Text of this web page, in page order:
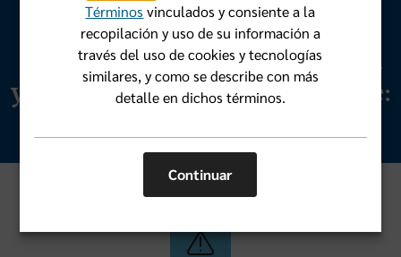
Solicita una cita para tu
chequeo de bienestar anual
y habla con tu médico sobre:
Términos vinculados y consiente a la
recopilación y uso de su información a
través del uso de cookies y tecnologías
similares, y como se describe con más
detalle en dichos términos.
Continuar